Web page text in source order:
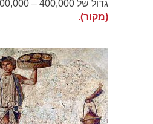
גדול של 400,000 – 200,000 עבדים יהודים
(מקור).